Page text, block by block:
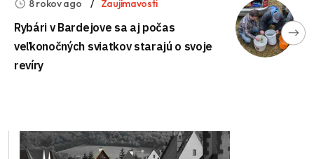
8 rokov ago Zaujímavosti
Rybári v Bardejove sa aj počas
veľkonočných sviatkov starajú o svoje
revíry